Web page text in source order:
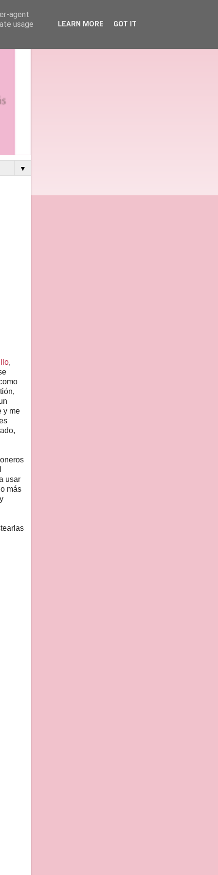
▼
,
y me
usar
más
agent
usage
LEARN MORE GOT IT